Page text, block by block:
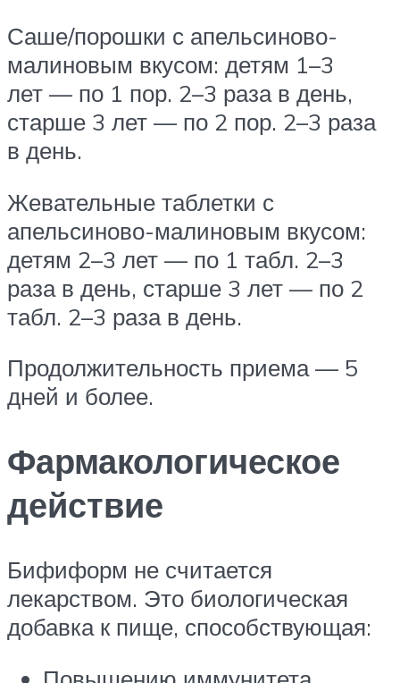
Саше/порошки с апельсиново-
малиновым вкусом: детям 1–3
лет — по 1 пор. 2–3 раза в день,
старше 3 лет — по 2 пор. 2–3 раза
в день.
Жевательные таблетки с
апельсиново-малиновым вкусом:
детям 2–3 лет — по 1 табл. 2–3
раза в день, старше 3 лет — по 2
табл. 2–3 раза в день.
Продолжительность приема — 5
дней и более.
Фармакологическое
действие
Бифиформ не считается
лекарством. Это биологическая
добавка к пище, способствующая: